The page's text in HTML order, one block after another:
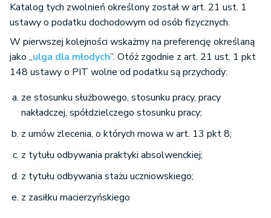
Katalog tych zwolnień określony został w art. 21 ust. 1
ustawy o podatku dochodowym od osób fizycznych.
W pierwszej kolejności wskażmy na preferencję określaną
jako „ulga dla młodych”. Otóż zgodnie z art. 21 ust. 1 pkt
148 ustawy o PIT wolne od podatku są przychody:
ze stosunku służbowego, stosunku pracy, pracy
nakładczej, spółdzielczego stosunku pracy;
z umów zlecenia, o których mowa w art. 13 pkt 8;
z tytułu odbywania praktyki absolwenckiej;
z tytułu odbywania stażu uczniowskiego;
z zasiłku macierzyńskiego